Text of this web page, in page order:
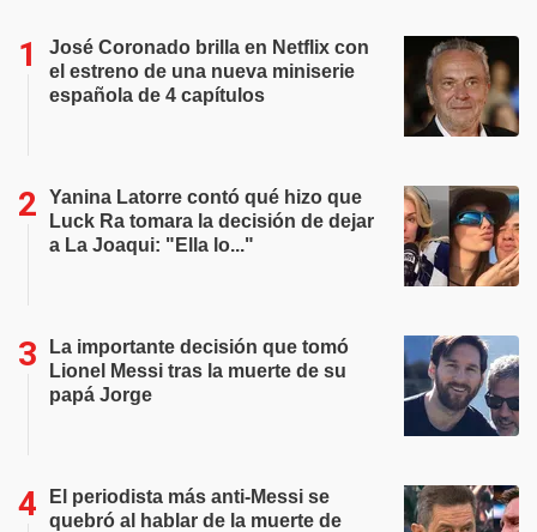
José Coronado brilla en Netflix con
el estreno de una nueva miniserie
española de 4 capítulos
Yanina Latorre contó qué hizo que
Luck Ra tomara la decisión de dejar
a La Joaqui: "Ella lo..."
La importante decisión que tomó
Lionel Messi tras la muerte de su
papá Jorge
El periodista más anti-Messi se
quebró al hablar de la muerte de